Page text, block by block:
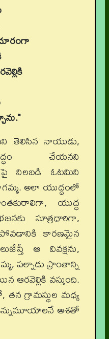
తెలిసిన నాయుడు,
చేయనని
నిలబడి ఓటమిని
అలా యుద్ధంలో
యుద్ధ
సూత్రధారిగా,
కారణమైన
ఆ వివక్షను,
పల్నాడు ప్రాంతాన్ని
ఆరవెల్లికి వస్తుంది.
గ్రామస్థుల మధ్య
ఆశతో